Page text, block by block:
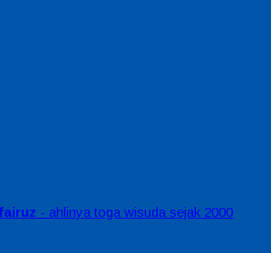
- ahlinya toga wisuda sejak 2000